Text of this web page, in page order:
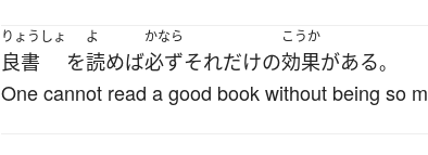
りょうしょ
良書 を
よ
読めば
かなら
必ずそれだけの
こうか
効果がある。
One cannot read a good book without being so